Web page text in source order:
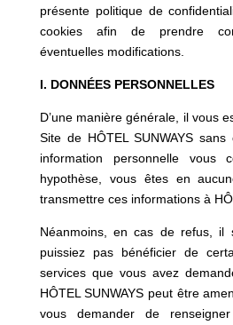
présente politique de
cookies afin de prendre
éventuelles modifications.
I. DONNÉES PERSONNELLES
D’une manière générale, il vous
Site de HÔTEL SUNWAYS
information personnelle vous
hypothèse, vous êtes en
transmettre ces informations à
Néanmoins, en cas de refus,
puissiez pas bénéficier de
services que vous avez
HÔTEL SUNWAYS peut être
vous demander de